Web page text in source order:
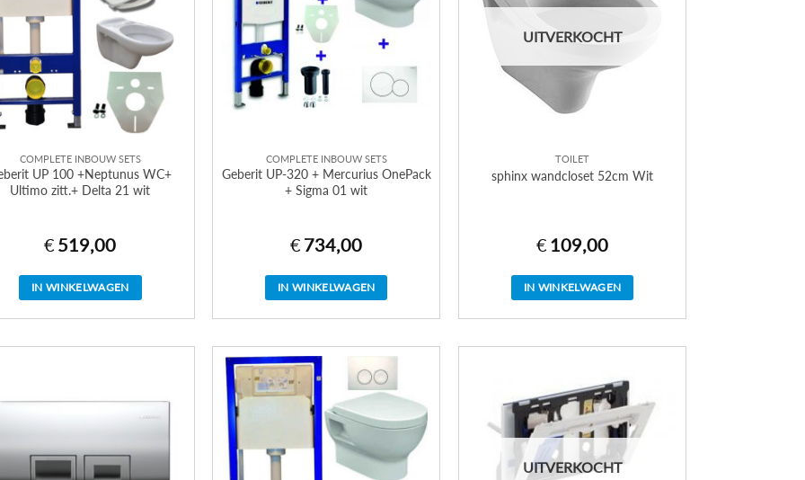
COMPLETE INBOUW SETS
UP 100 +Neptunus WC+
Ultimo zitt.+ Delta 21 wit
€ 519,00
IN WINKELWAGEN
COMPLETE INBOUW SETS
Geberit UP-320 + Mercurius OnePack
+ Sigma 01 wit
€ 734,00
IN WINKELWAGEN
UITVERKOCHT
TOILET
sphinx wandcloset 52cm Wit
€ 109,00
IN WINKELWAGEN
UITVERKOCHT